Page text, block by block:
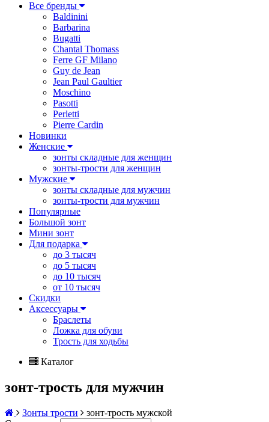
Все бренды
Baldinini
Barbarina
Bugatti
Chantal Thomass
Ferre GF Milano
Guy de Jean
Jean Paul Gaultier
Moschino
Pasotti
Perletti
Pierre Cardin
Новинки
Женские
зонты складные для женщин
зонты-трости для женщин
Мужские
зонты складные для мужчин
зонты-трости для мужчин
Популярные
Большой зонт
Мини зонт
Для подарка
до 3 тысяч
до 5 тысяч
до 10 тысяч
от 10 тысяч
Скидки
Аксессуары
Браслеты
Ложка для обуви
Трость для ходьбы
Каталог
зонт-трость для мужчин
Зонты трости
зонт-трость мужской